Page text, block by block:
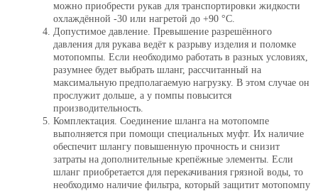
можно приобрести рукав для транспортировки жидкости
охлаждённой -30 или нагретой до +90 °С.
Допустимое давление. Превышение разрешённого
давления для рукава ведёт к разрыву изделия и поломке
мотопомпы. Если необходимо работать в разных условиях,
разумнее будет выбрать шланг, рассчитанный на
максимальную предполагаемую нагрузку. В этом случае он
прослужит дольше, а у помпы повысится
производительность.
Комплектация. Соединение шланга на мотопомпе
выполняется при помощи специальных муфт. Их наличие
обеспечит шлангу повышенную прочность и снизит
затраты на дополнительные крепёжные элементы. Если
шланг приобретается для перекачивания грязной воды, то
необходимо наличие фильтра, который защитит мотопомпу